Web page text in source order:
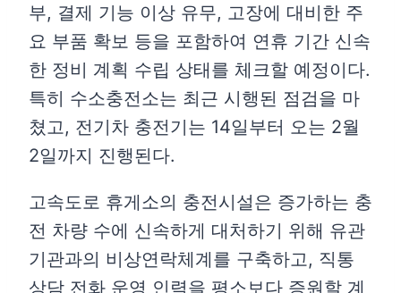
부, 결제 기능 이상 유무, 고장에 대비한 주
요 부품 확보 등을 포함하여 연휴 기간 신속
한 정비 계획 수립 상태를 체크할 예정이다.
특히 수소충전소는 최근 시행된 점검을 마
쳤고, 전기차 충전기는 14일부터 오는 2월
2일까지 진행된다.
고속도로 휴게소의 충전시설은 증가하는 충
전 차량 수에 신속하게 대처하기 위해 유관
기관과의 비상연락체계를 구축하고, 직통
상담 전화 운영 인력을 평소보다 증원할 계